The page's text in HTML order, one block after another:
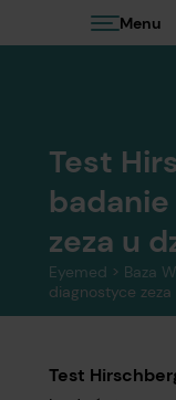
Test
zeza u
Eyemed > Baza
diagnostyce
Test
Menu